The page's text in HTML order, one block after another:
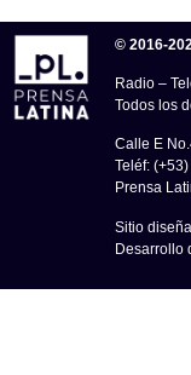
© 2016-
Radio –
Todos los
Calle E
Teléf:
Prensa
Sitio
Desarrollo